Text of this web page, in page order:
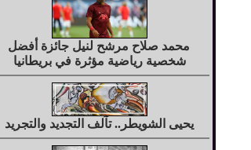
محمد صلاح مرشح لنيل جائزة أفضل
شخصية رياضية مؤثرة في بريطانيا
يحيى الشويطر.. تآلف التجديد والتجريد